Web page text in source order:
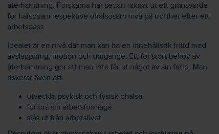
återhämtning. Forskarna har sedan räknat ut ett gränsvärde
för hälsosam respektive ohälsosam nivå på trötthet efter ett
arbetspass.
Idealet är en nivå där man kan ha en innehållsrik fritid med
avslappning, motion och umgänge. Ett för stort behov av
återhämtning gör att man inte får ut något av sin fritid. Man
riskerar även att
utveckla psykisk och fysisk ohälsa
förlora sin arbetsförmåga
slås ut från arbetslivet